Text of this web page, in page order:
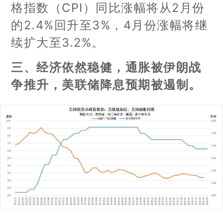
格指数（CPI）同比涨幅将从2月份
的2.4%回升至3%，4月份涨幅将继
续扩大至3.2%。
三、经济依然稳健，通胀被伊朗战
争推升，美联储降息预期被遏制。